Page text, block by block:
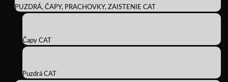
PUZDRÁ, ČAPY, PRACHOVKY, ZAISTENIE CAT
Čapy CAT
Puzdrá CAT